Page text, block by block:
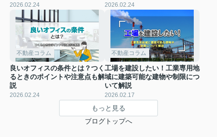
2026.02.24 2026.02.24
不動産コラム
良いオフィスの条件とは？つく
るときのポイントや注意点も解
説
2026.02.24
不動産コラム
工場を建設したい！工業専用地
域に建築可能な建物や制限につ
いて解説
2026.02.17
もっと見る
ブログトップへ